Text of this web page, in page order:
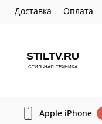
Доставка Оплата
Apple iPhone